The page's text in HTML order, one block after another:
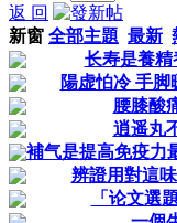
返 回
新窗 全部主題 最新
长寿是養精
陽虚怕冷 手
腰膝酸
逍遥丸
補气是提高免疫力
辨證用對這
「论文選